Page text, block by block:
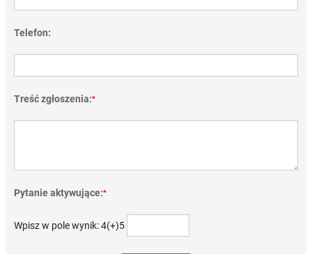
Telefon:
Treść zgłoszenia:*
Pytanie aktywujące:*
Wpisz w pole wynik: 4(+)5